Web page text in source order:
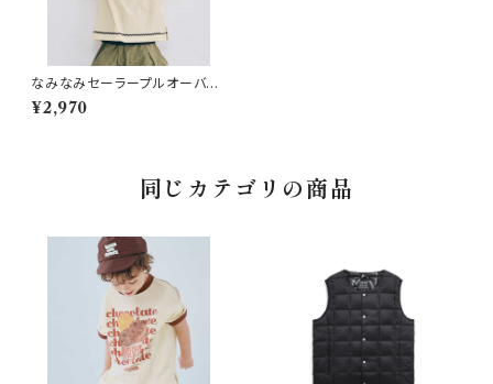
なみなみセーラープルオーバ
ー アイボリー
¥2,970
同じカテゴリの商品